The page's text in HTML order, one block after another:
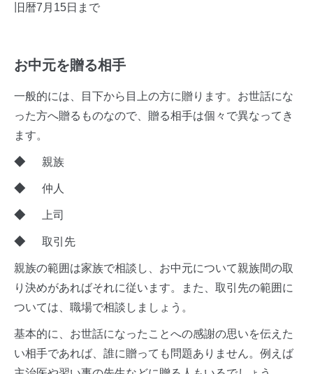
旧暦7月15日まで
お中元を贈る相手
一般的には、目下から目上の方に贈ります。お世話にな
った方へ贈るものなので、贈る相手は個々で異なってき
ます。
◆ 親族
◆ 仲人
◆ 上司
◆ 取引先
親族の範囲は家族で相談し、お中元について親族間の取
り決めがあればそれに従います。また、取引先の範囲に
ついては、職場で相談しましょう。
基本的に、お世話になったことへの感謝の思いを伝えた
い相手であれば、誰に贈っても問題ありません。例えば